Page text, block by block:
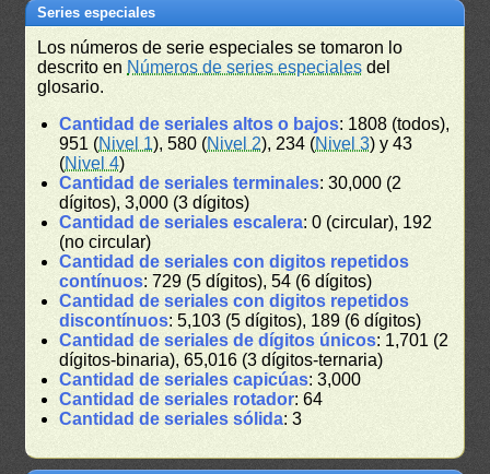
Series especiales
Los números de serie especiales se tomaron lo
descrito en Números de series especiales del
glosario.
Cantidad de seriales altos o bajos: 1808 (todos),
951 (Nivel 1), 580 (Nivel 2), 234 (Nivel 3) y 43
(Nivel 4)
Cantidad de seriales terminales: 30,000 (2
dígitos), 3,000 (3 dígitos)
Cantidad de seriales escalera: 0 (circular), 192
(no circular)
Cantidad de seriales con digitos repetidos
contínuos: 729 (5 dígitos), 54 (6 dígitos)
Cantidad de seriales con digitos repetidos
discontínuos: 5,103 (5 dígitos), 189 (6 dígitos)
Cantidad de seriales de dígitos únicos: 1,701 (2
dígitos-binaria), 65,016 (3 dígitos-ternaria)
Cantidad de seriales capicúas: 3,000
Cantidad de seriales rotador: 64
Cantidad de seriales sólida: 3